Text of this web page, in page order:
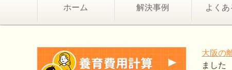
ホーム 解決事例 よくあ
大阪の
ました